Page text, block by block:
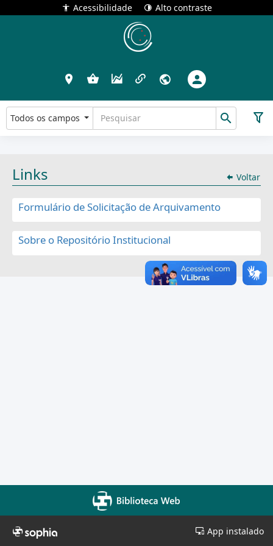
Acessibilidade Alto contraste
Todos os campos
Links Voltar
Formulário de Solicitação de Arquivamento
Sobre o Repositório Institucional
App instalado